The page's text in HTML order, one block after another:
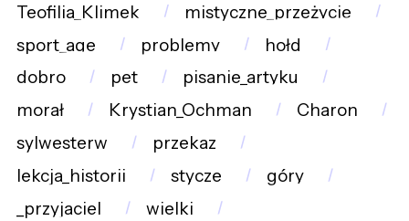
Teofilia_Klimek
mistyczne_przeżycie
sport_age
problemy
hołd
dobro
pet
pisanie_artyku
morał
Krystian_Ochman
Charon
sylwesterw
przekaz
lekcja_historii
stycze
góry
_przyjaciel
wielki